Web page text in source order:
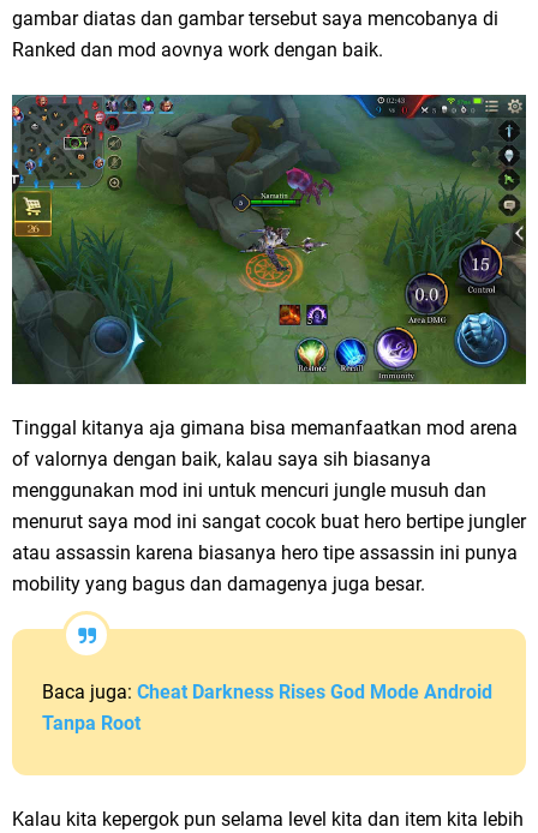
gambar diatas dan gambar tersebut saya mencobanya di
Ranked dan mod aovnya work dengan baik.
Tinggal kitanya aja gimana bisa memanfaatkan mod arena
of valornya dengan baik, kalau saya sih biasanya
menggunakan mod ini untuk mencuri jungle musuh dan
menurut saya mod ini sangat cocok buat hero bertipe jungler
atau assassin karena biasanya hero tipe assassin ini punya
mobility yang bagus dan damagenya juga besar.
Baca juga: Cheat Darkness Rises God Mode Android
Tanpa Root
Kalau kita kepergok pun selama level kita dan item kita lebih